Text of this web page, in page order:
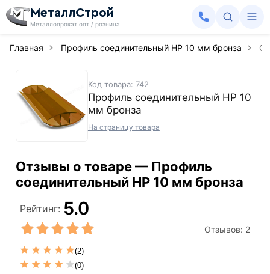
МеталлСтрой
Металлопрокат опт / розница
Главная Профиль соединительный HP 10 мм бронза
Код товара: 742
Профиль соединительный HP 10
мм бронза
На страницу товара
Отзывы о товаре — Профиль
соединительный HP 10 мм бронза
Рейтинг: 5.0
Отзывов: 2
(2)
(0)